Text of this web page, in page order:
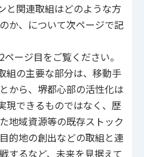
と関連取組はどのような方
か、について次ページで記
ージ目をご覧ください。
組の主要な部分は、移動手
から、堺都心部の活性化は
現できるものではなく、歴
地域資源等の既存ストック
的地の創出などの取組と連
するなど、未来を見据えて